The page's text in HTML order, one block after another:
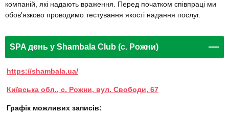
компаній, які надають враження. Перед початком співпраці ми
обов'язково проводимо тестування якості надання послуг.
SPA день у Shambala Club (с. Рожни)
https://shambala.ua/
Київська обл., с. Рожни, вул. Свободи, 67
Графік можливих записів: